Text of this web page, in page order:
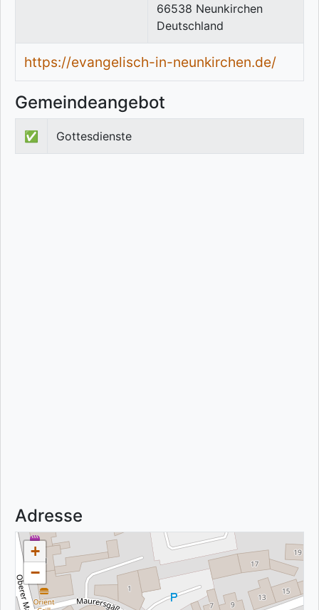
66538 Neunkirchen
Deutschland
https://evangelisch-in-neunkirchen.de/
Gemeindeangebot
✅ Gottesdienste
Adresse
+
−